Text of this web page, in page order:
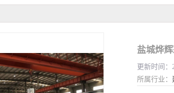
盐城烨
更新时间
所属行业：